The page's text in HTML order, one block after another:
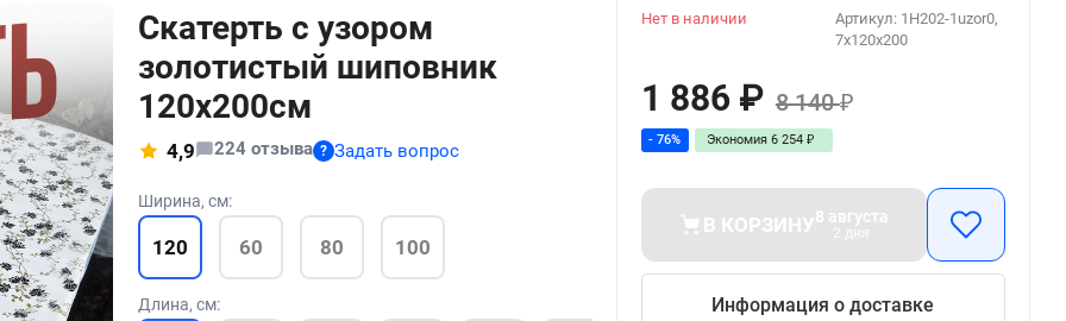
Скатерть с узором
золотистый шиповник
120x200см
4,9 224 отзыва ? Задать вопрос
Ширина, см:
120 60 80 100
Длина, см:
Артикул: 1H202-1uzor0,
7x120x200
Нет в наличии
1 886 ₽ 8 140₽
- 76% Экономия 6 254 ₽
В КОРЗИНУ8 августа
Информация о доставке